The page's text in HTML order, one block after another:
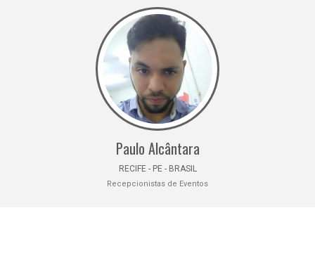
Paulo Alcântara
RECIFE - PE - BRASIL
Recepcionistas de Eventos